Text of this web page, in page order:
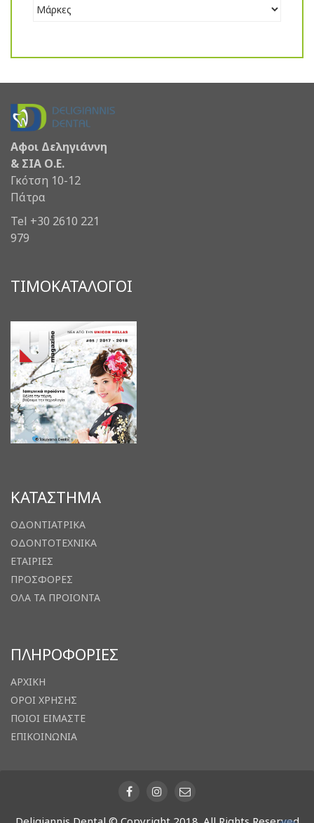
Αφοι Δεληγιάννη
& ΣΙΑ Ο.Ε.
Γκότση 10-12
Πάτρα
Tel +30 2610 221
979
ΤΙΜΟΚΑΤΑΛΟΓΟΙ
ΚΑΤΑΣΤΗΜΑ
ΟΔΟΝΤΙΑΤΡΙΚΑ
ΟΔΟΝΤΟΤΕΧΝΙΚΑ
ΕΤΑΙΡΙΕΣ
ΠΡΟΣΦΟΡΕΣ
ΟΛΑ ΤΑ ΠΡΟΙΟΝΤΑ
ΠΛΗΡΟΦΟΡΙΕΣ
ΑΡΧΙΚΗ
ΟΡΟΙ ΧΡΗΣΗΣ
ΠΟΙΟΙ ΕΙΜΑΣΤΕ
ΕΠΙΚΟΙΝΩΝΙΑ